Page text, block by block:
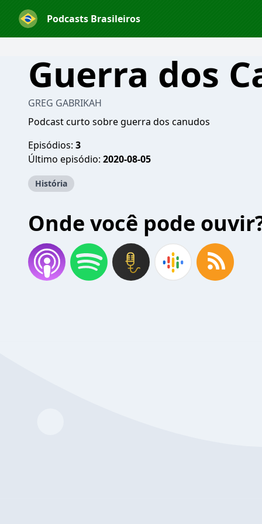
Podcasts Brasileiros
Guerra dos
GREG GABRIKAH
Podcast curto sobre guerra dos canudos
Episódios: 3
Último episódio: 2020-08-05
História
Onde você pode